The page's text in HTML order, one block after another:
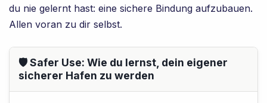
du nie gelernt hast: eine sichere Bindung aufzubauen.
Allen voran zu dir selbst.
🛡️ Safer Use: Wie du lernst, dein eigener
sicherer Hafen zu werden